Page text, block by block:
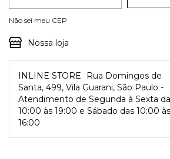
Não sei meu CEP
Nossa loja
INLINE STORE
Rua Domingos de
Santa, 499, Vila Guarani, São Paulo -
Atendimento de Segunda à Sexta
10:00 às 19:00 e Sábado das 10:00 às
16:00